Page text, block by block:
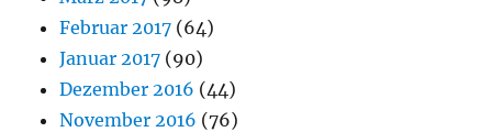
Februar 2017 (64)
Januar 2017 (90)
Dezember 2016 (44)
November 2016 (76)